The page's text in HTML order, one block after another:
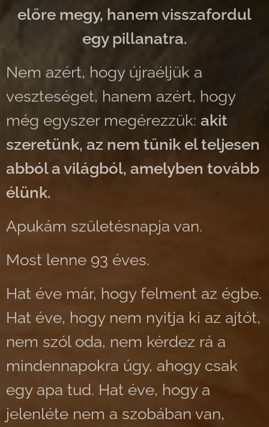
előre megy, hanem visszafordul
egy pillanatra.
Nem azért, hogy újraéljük a
veszteséget, hanem azért, hogy
még egyszer megérezzük: akit
szeretünk, az nem tűnik el teljesen
abból a világból, amelyben tovább
élünk.
Apukám születésnapja van.
Most lenne 93 éves.
Hat éve már, hogy felment az égbe.
Hat éve, hogy nem nyitja ki az ajtót,
nem szól oda, nem kérdez rá a
mindennapokra úgy, ahogy csak
egy apa tud. Hat éve, hogy a
jelenléte nem a szobában van,